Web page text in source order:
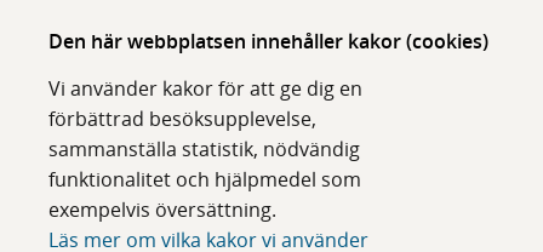
Den här webbplatsen innehåller kakor (cookies)
Vi använder kakor för att ge dig en
förbättrad besöksupplevelse,
sammanställa statistik, nödvändig
funktionalitet och hjälpmedel som
exempelvis översättning.
Läs mer om vilka kakor vi använder
Om karolinska.se
Tillgänglighet
Om cookies
Följ oss i sociala medier